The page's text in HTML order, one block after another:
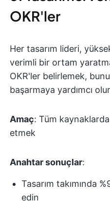
OKR'ler
Her tasarım lideri,
verimli bir ortam
OKR'ler belirlemek,
başarmaya yardımcı
Amaç: Tüm
etmek
Anahtar sonuçlar:
Tasarım takımında
edin